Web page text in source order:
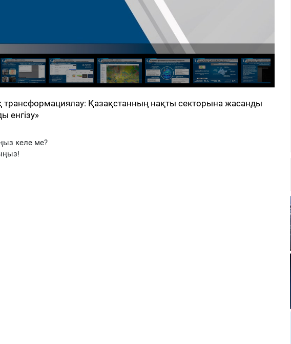
Қазақстанның нақты секторына жасанды
енгізу»
келе ме?